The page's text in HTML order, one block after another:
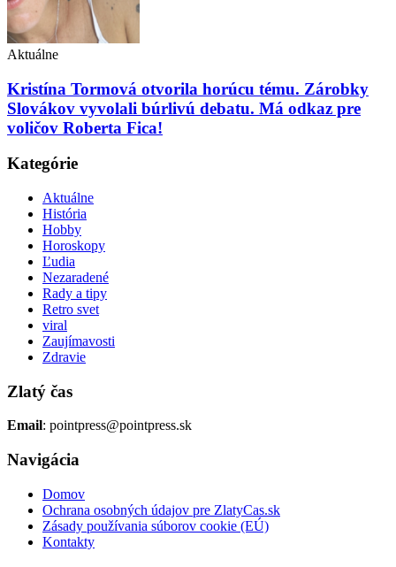
Aktuálne
Kristína Tormová otvorila horúcu tému. Zárobky
Slovákov vyvolali búrlivú debatu. Má odkaz pre
voličov Roberta Fica!
Kategórie
Aktuálne
História
Hobby
Horoskopy
Ľudia
Nezaradené
Rady a tipy
Retro svet
viral
Zaujímavosti
Zdravie
Zlatý čas
Email: pointpress@pointpress.sk
Navigácia
Domov
Ochrana osobných údajov pre ZlatyCas.sk
Zásady používania súborov cookie (EÚ)
Kontakty